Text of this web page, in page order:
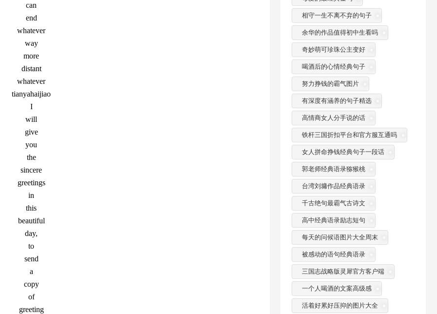
can
end
whatever
way
more
distant
whatever
tianyahaijiao
I
will
give
you
the
sincere
greetings
in
this
beautiful
day,
to
send
a
copy
of
greeting
相守一生不离不弃的句子
余华的作品值得初中生看吗
奇妙萌可珍珠公主变好
喝酒后的心情经典句子
努力挣钱的霸气图片
有深度有涵养的句子精选
高情商女人分手说的话
铁杆三国折扣平台和官方服互通吗
女人拼命挣钱经典句子一段话
郭老师经典语录猕猴桃
台湾刘墉作品经典语录
千古绝句最霸气古诗文
高中经典语录励志短句
每天的问候语图片大全周末
被感动的语句经典语录
三国志战略版灵犀官方客户端
一个人喝酒的文案高级感
活着好累好压抑的图片大全